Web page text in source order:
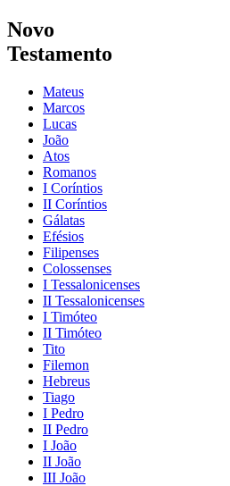
Novo
Testamento
Mateus
Marcos
Lucas
João
Atos
Romanos
I Coríntios
II Coríntios
Gálatas
Efésios
Filipenses
Colossenses
I Tessalonicenses
II Tessalonicenses
I Timóteo
II Timóteo
Tito
Filemon
Hebreus
Tiago
I Pedro
II Pedro
I João
II João
III João